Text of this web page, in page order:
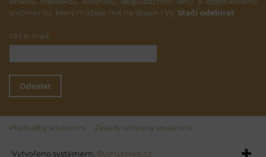
sortimentu, který můžete mít na dosah i Vy. Stačí odebírat
Váš e-mail:
Odeslat
Předvolby soukromí Zásady ochrany soukromí
Vytvořeno systémem: ByznysWeb.cz